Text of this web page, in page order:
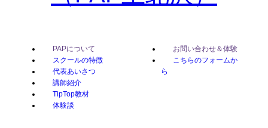
PAPについて
スクールの特徴
代表あいさつ
講師紹介
TipTop教材
体験談
お問い合わせ＆体験
こちらのフォームか
ら